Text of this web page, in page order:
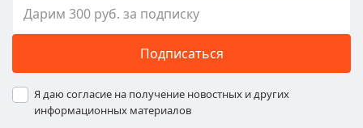
Подписаться
Я даю согласие на получение новостных и других
информационных материалов